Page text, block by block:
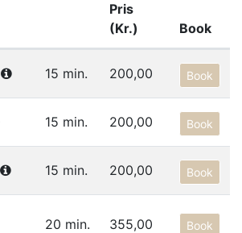
Pris
(Kr.)
Book
15 min. 200,00 Book
15 min. 200,00 Book
15 min. 200,00 Book
20 min. 355,00 Book